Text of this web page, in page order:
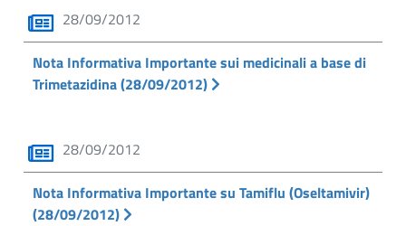
28/09/2012
Nota Informativa Importante sui medicinali a base di
Trimetazidina (28/09/2012)
28/09/2012
Nota Informativa Importante su Tamiflu (Oseltamivir)
(28/09/2012)